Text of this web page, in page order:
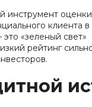
инструмент оценки
клиента в
«зеленый свет»
рейтинг